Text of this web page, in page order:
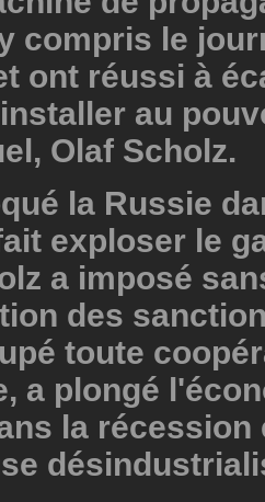
compris le
ont réussi à
au
Olaf Scholz.
la Russie
exploser le
a imposé
des
toute
a plongé
la récession